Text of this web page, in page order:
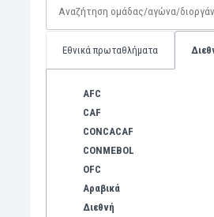
Εθνικά πρωταθλήματα
AFC
CAF
CONCACAF
CONMEBOL
OFC
Αραβικά
Διεθνή